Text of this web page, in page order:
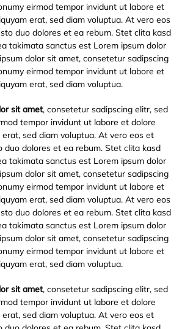
eirmod tempor invidunt ut labore et
erat, sed diam voluptua. At vero eos
duo dolores et ea rebum. Stet clita kasd
takimata sanctus est Lorem ipsum dolor
dolor sit amet, consetetur sadipscing
eirmod tempor invidunt ut labore et
erat, sed diam voluptua.
sit amet, consetetur sadipscing elitr, sed
tempor invidunt ut labore et dolore
erat, sed diam voluptua. At vero eos et
duo dolores et ea rebum. Stet clita kasd
takimata sanctus est Lorem ipsum dolor
dolor sit amet, consetetur sadipscing
eirmod tempor invidunt ut labore et
erat, sed diam voluptua. At vero eos
duo dolores et ea rebum. Stet clita kasd
takimata sanctus est Lorem ipsum dolor
dolor sit amet, consetetur sadipscing
eirmod tempor invidunt ut labore et
erat, sed diam voluptua.
sit amet, consetetur sadipscing elitr, sed
tempor invidunt ut labore et dolore
erat, sed diam voluptua. At vero eos et